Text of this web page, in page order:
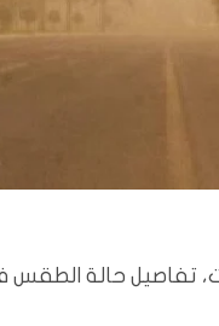
تفاصيل حالة الطقس